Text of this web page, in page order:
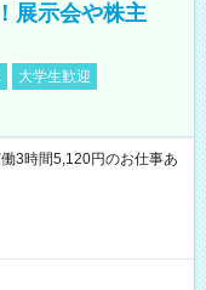
展示会や株主
大学生歓迎
時間5,120円のお仕事あ